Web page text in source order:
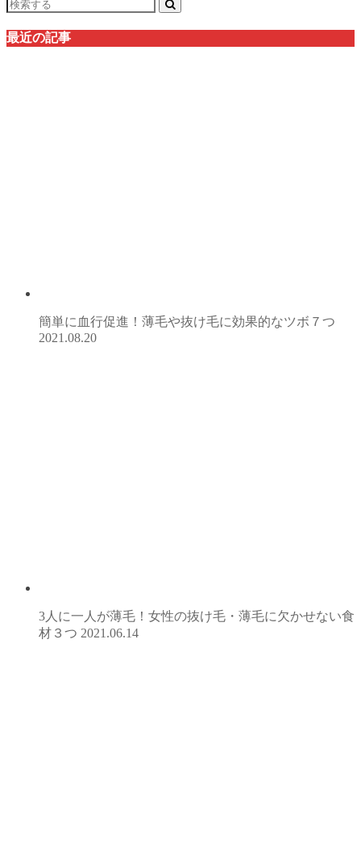
最近の記事
簡単に血行促進！薄毛や抜け毛に効果的なツボ７つ
2021.08.20
3人に一人が薄毛！女性の抜け毛・薄毛に欠かせない食
材３つ 2021.06.14